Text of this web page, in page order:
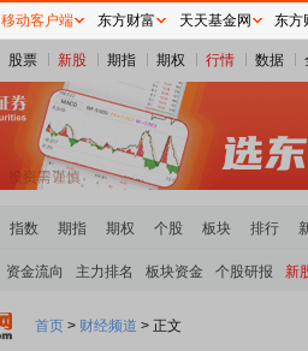
股票 新股 期指 期权 行情 数据
指数 期指 期权 个股 板块 排行
资金流向 主力排名 板块资金 个股研报 新
首页 > 财经频道 > 正文
移动客户端 东方财富 天天基金网 东方